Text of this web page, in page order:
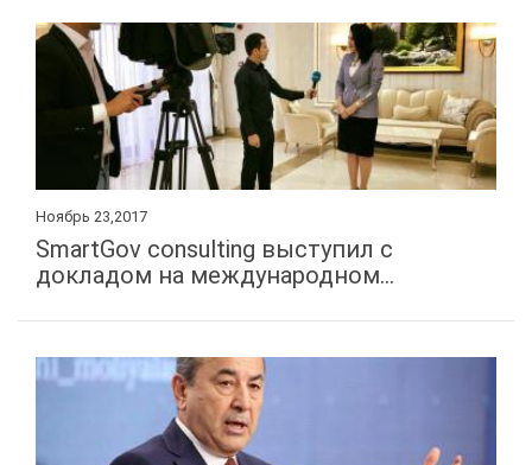
Ноябрь 23,2017
SmartGov consulting выступил с
докладом на международном...